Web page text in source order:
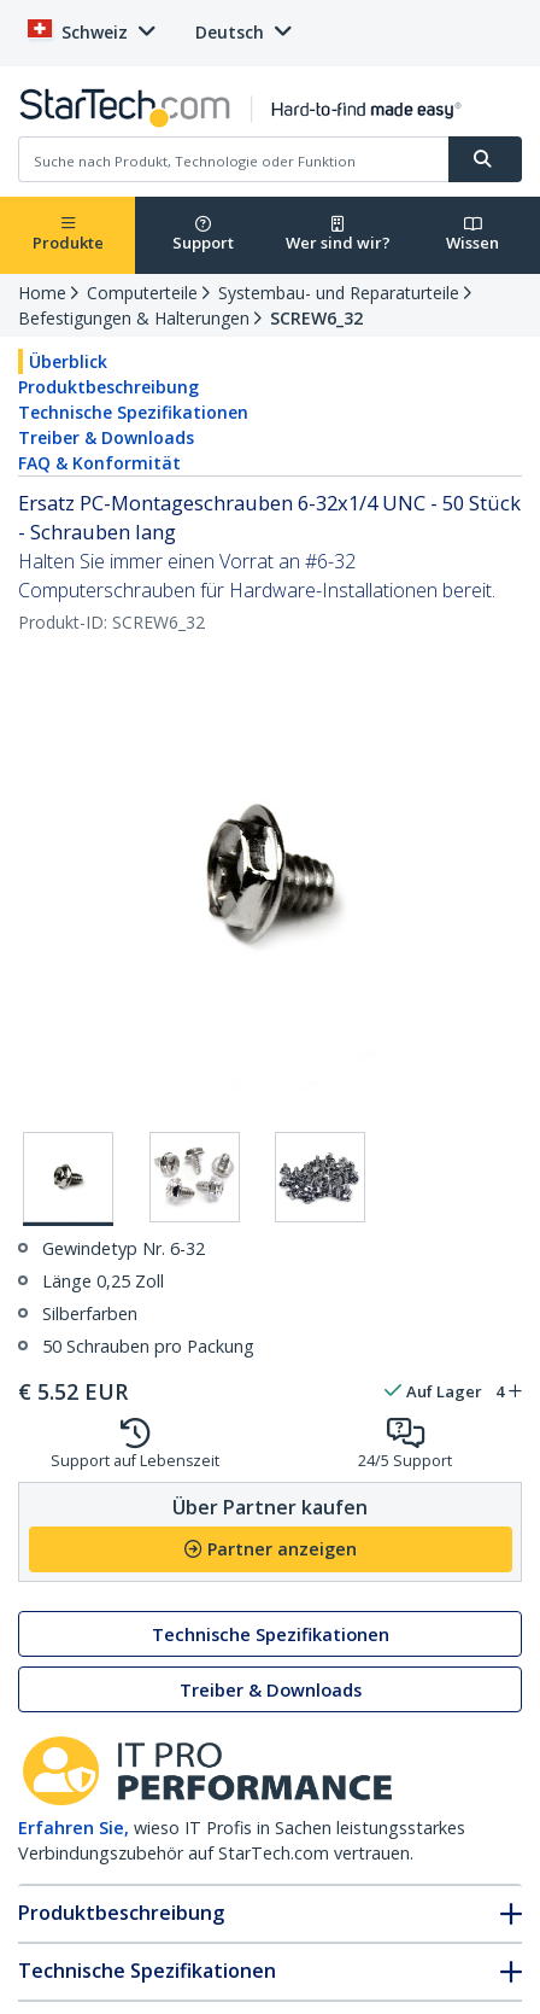
Schweiz Deutsch
Produkte Support Wer sind wir? Wissen
Home Computerteile
Systembau- und Reparaturteile
Befestigungen & Halterungen
SCREW6_32
Überblick
Produktbeschreibung
Technische Spezifikationen
Treiber & Downloads
FAQ & Konformität
Ersatz PC-Montageschrauben 6-32x1/4 UNC - 50 Stück
- Schrauben lang
Halten Sie immer einen Vorrat an #6-32
Computerschrauben für Hardware-Installationen bereit.
Produkt-ID: SCREW6_32
Gewindetyp Nr. 6-32
Länge 0,25 Zoll
Silberfarben
50 Schrauben pro Packung
€ 5.52 EUR Auf Lager 4
Support auf Lebenszeit 24/5 Support
Über Partner kaufen
Partner anzeigen
Technische Spezifikationen
Treiber & Downloads
Erfahren Sie, wieso IT Profis in Sachen leistungsstarkes
Verbindungszubehör auf StarTech.com vertrauen.
Produktbeschreibung
Technische Spezifikationen